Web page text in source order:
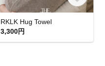
RKLK Hug Towel
3,300円